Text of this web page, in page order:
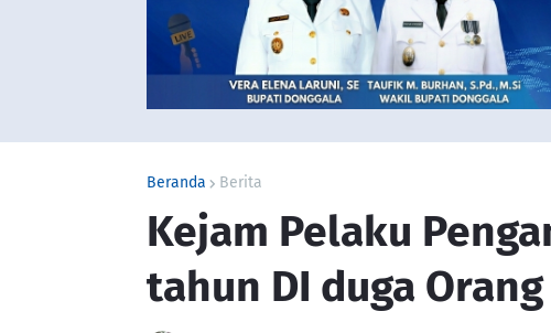
Beranda Berita
Kejam Pelaku
tahun DI duga